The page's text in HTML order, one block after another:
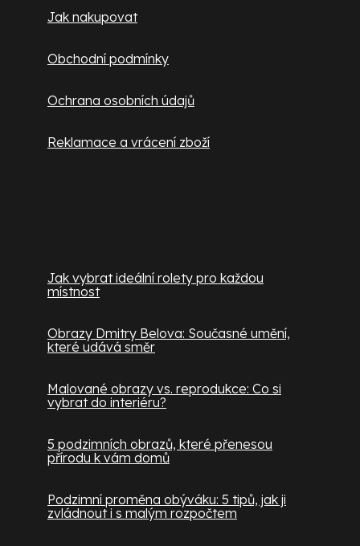
Jak nakupovat
Obchodní podmínky
Ochrana osobních údajů
Reklamace a vrácení zboží
Jak vybrat ideální rolety pro každou
místnost
Obrazy Dmitry Belova: Současné umění,
které udává směr
Malované obrazy vs. reprodukce: Co si
vybrat do interiéru?
5 podzimních obrazů, které přenesou
přírodu k vám domů
Podzimní proměna obýváku: 5 tipů, jak ji
zvládnout i s malým rozpočtem